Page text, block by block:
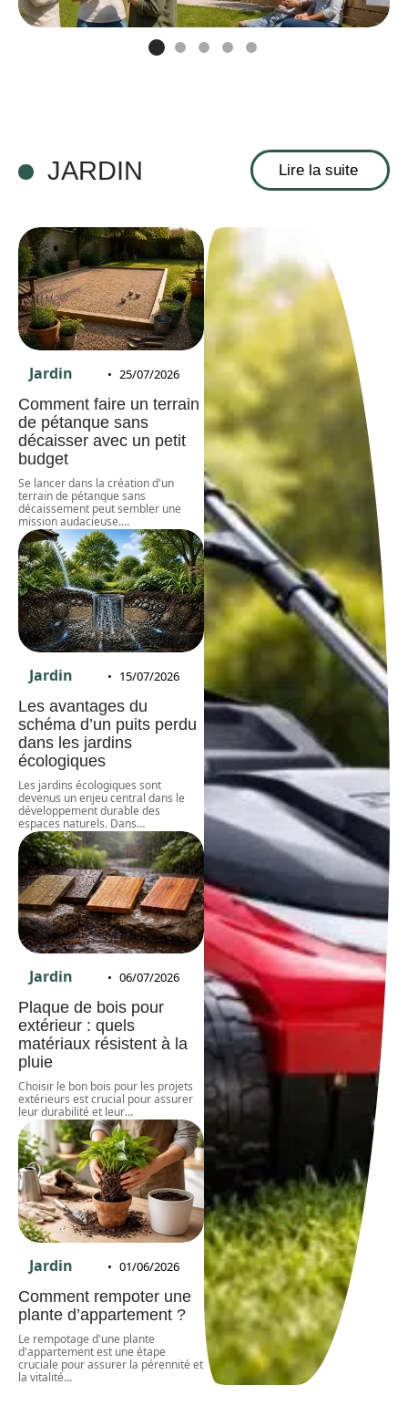
JARDIN Lire la suite
Jardin 25/07/2026
Comment faire un terrain
de pétanque sans
décaisser avec un petit
budget
Se lancer dans la création d'un
terrain de pétanque sans
décaissement peut sembler une
mission audacieuse.…
Jardin 15/07/2026
Les avantages du
schéma d’un puits perdu
dans les jardins
écologiques
Les jardins écologiques sont
devenus un enjeu central dans le
développement durable des
espaces naturels. Dans…
Jardin 06/07/2026
Plaque de bois pour
extérieur : quels
matériaux résistent à la
pluie
Choisir le bon bois pour les projets
extérieurs est crucial pour assurer
leur durabilité et leur…
Jardin 01/06/2026
Comment rempoter une
plante d’appartement ?
Le rempotage d'une plante
d'appartement est une étape
cruciale pour assurer la pérennité et
la vitalité…